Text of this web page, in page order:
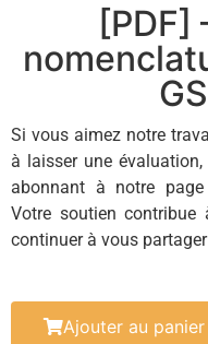
[PDF]
Si vous aimez notre
à laisser une
abonnant à notre
Votre soutien
continuer à vous
Ajouter au panier